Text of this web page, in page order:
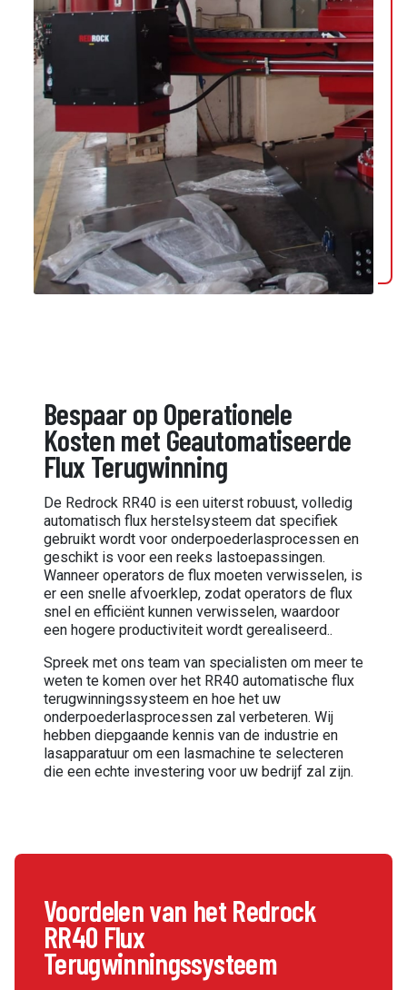
Bespaar op Operationele
Kosten met Geautomatiseerde
Flux Terugwinning
De Redrock RR40 is een uiterst robuust, volledig
automatisch flux herstelsysteem dat specifiek
gebruikt wordt voor onderpoederlasprocessen en
geschikt is voor een reeks lastoepassingen.
Wanneer operators de flux moeten verwisselen, is
er een snelle afvoerklep, zodat operators de flux
snel en efficiënt kunnen verwisselen, waardoor
een hogere productiviteit wordt gerealiseerd..
Spreek met ons team van specialisten om meer te
weten te komen over het RR40 automatische flux
terugwinningssysteem en hoe het uw
onderpoederlasprocessen zal verbeteren. Wij
hebben diepgaande kennis van de industrie en
lasapparatuur om een lasmachine te selecteren
die een echte investering voor uw bedrijf zal zijn.
Voordelen van het Redrock
RR40 Flux
Terugwinningssysteem